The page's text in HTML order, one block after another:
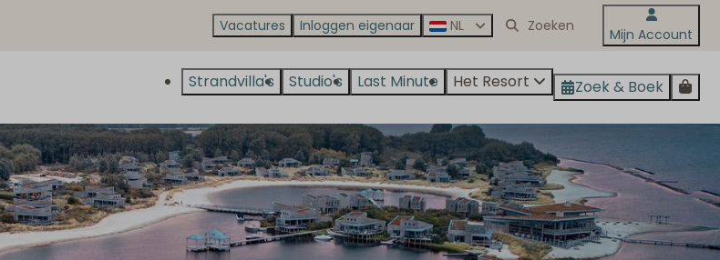
Vacatures Inloggen eigenaar NL Mijn Account
Strandvilla's Studio's Last Minute Het Resort Zoek & Boek